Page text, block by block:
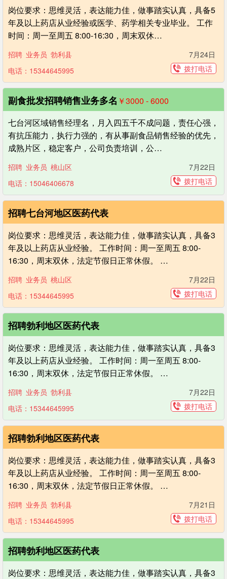
岗位要求：思维灵活，表达能力佳，做事踏实认真，具备5
年及以上药店从业经验或医学、药学相关专业毕业。 工作
时间：周一至周五 8:00-16:30，周末双休…
招聘 业务员 勃利县
7月24日
电话：15344645995
拨打电话
副食批发招聘销售业务多名 ￥3000 - 6000
七台河区域销售经理名，月入四五千不成问题，责任心强，
有抗压能力，执行力强的，有从事副食品销售经验的优先，
成熟片区，稳定客户，公司负责培训，公…
招聘 业务员 桃山区
7月22日
电话：15046406678
拨打电话
招聘七台河地区医药代表
岗位要求：思维灵活，表达能力佳，做事踏实认真，具备3
年及以上药店从业经验。 工作时间：周一至周五 8:00-
16:30，周末双休，法定节假日正常休假。 …
招聘 业务员 桃山区
7月22日
电话：15344645995
拨打电话
招聘勃利地区医药代表
岗位要求：思维灵活，表达能力佳，做事踏实认真，具备3
年及以上药店从业经验。 工作时间：周一至周五 8:00-
16:30，周末双休，法定节假日正常休假。 …
招聘 业务员 勃利县
7月22日
电话：15344645995
拨打电话
招聘勃利地区医药代表
岗位要求：思维灵活，表达能力佳，做事踏实认真，具备3
年及以上药店从业经验。 工作时间：周一至周五 8:00-
16:30，周末双休，法定节假日正常休假。 …
招聘 业务员 勃利县
7月21日
电话：15344645995
拨打电话
招聘勃利地区医药代表
岗位要求：思维灵活，表达能力佳，做事踏实认真，具备3